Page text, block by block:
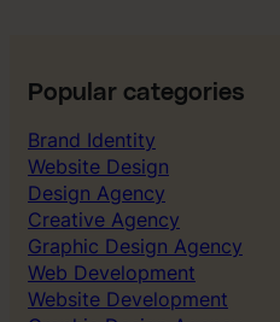
Popular categories
Brand Identity
Website Design
Design Agency
Creative Agency
Graphic Design Agency
Web Development
Website Development